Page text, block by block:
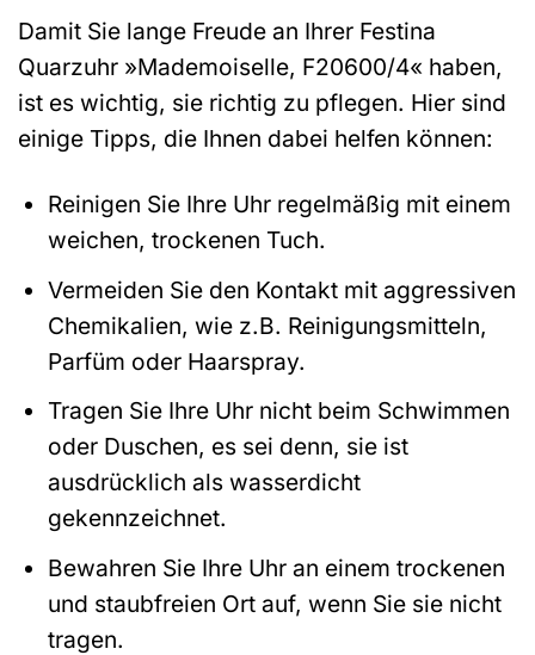
Damit Sie lange Freude an Ihrer Festina
Quarzuhr »Mademoiselle, F20600/4« haben,
ist es wichtig, sie richtig zu pflegen. Hier sind
einige Tipps, die Ihnen dabei helfen können:
Reinigen Sie Ihre Uhr regelmäßig mit einem
weichen, trockenen Tuch.
Vermeiden Sie den Kontakt mit aggressiven
Chemikalien, wie z.B. Reinigungsmitteln,
Parfüm oder Haarspray.
Tragen Sie Ihre Uhr nicht beim Schwimmen
oder Duschen, es sei denn, sie ist
ausdrücklich als wasserdicht
gekennzeichnet.
Bewahren Sie Ihre Uhr an einem trockenen
und staubfreien Ort auf, wenn Sie sie nicht
tragen.